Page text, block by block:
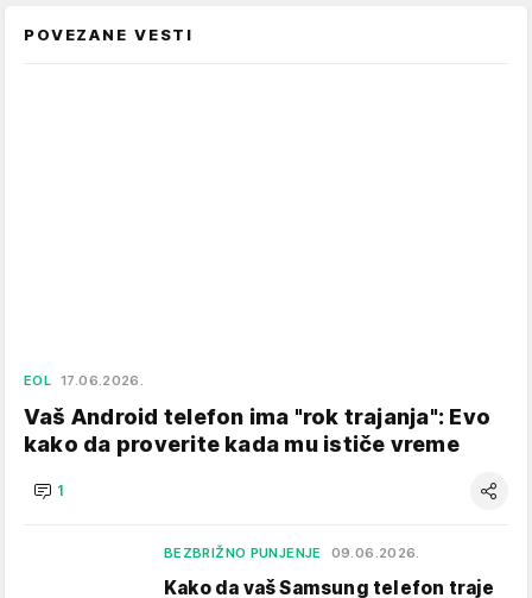
POVEZANE VESTI
EOL 17.06.2026.
Vaš Android telefon ima "rok trajanja": Evo
kako da proverite kada mu ističe vreme
1
BEZBRIŽNO PUNJENJE 09.06.2026.
Kako da vaš Samsung telefon traje